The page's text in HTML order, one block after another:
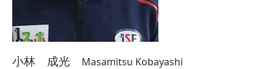
小林 成光 Masamitsu Kobayashi